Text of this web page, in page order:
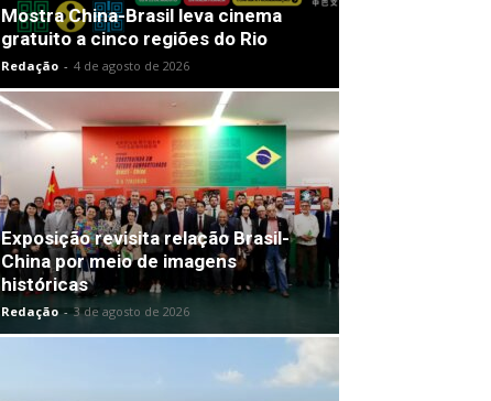
Mostra China-Brasil leva cinema
gratuito a cinco regiões do Rio
Redação - 4 de agosto de 2026
Exposição revisita relação Brasil-
China por meio de imagens
históricas
Redação - 3 de agosto de 2026